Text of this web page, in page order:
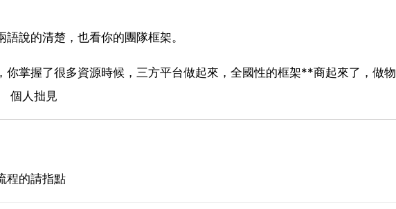
說的清楚，也看你的團隊框架。
你掌握了很多資源時候，三方平台做起來，全國性的框架**商起來了，做
個人拙見
程的請指點